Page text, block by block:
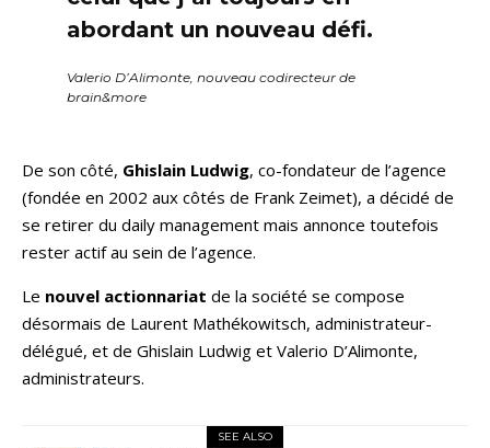
abordant un nouveau défi.
Valerio D’Alimonte, nouveau codirecteur de
brain&more
De son côté, Ghislain Ludwig, co-fondateur de l’agence
(fondée en 2002 aux côtés de Frank Zeimet), a décidé de
se retirer du daily management mais annonce toutefois
rester actif au sein de l’agence.
Le nouvel actionnariat de la société se compose
désormais de Laurent Mathékowitsch, administrateur-
délégué, et de Ghislain Ludwig et Valerio D’Alimonte,
administrateurs.
SEE ALSO